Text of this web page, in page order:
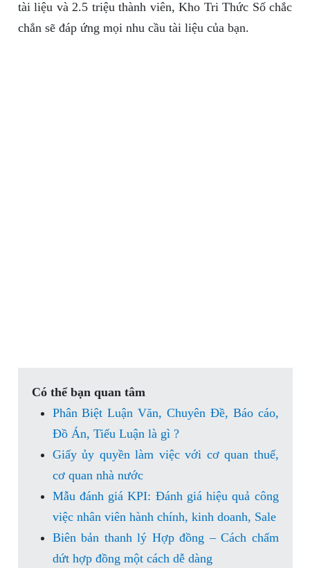
tài liệu và 2.5 triệu thành viên, Kho Tri Thức Số chắc
chắn sẽ đáp ứng mọi nhu cầu tài liệu của bạn.
Có thể bạn quan tâm
Phân Biệt Luận Văn, Chuyên Đề, Báo cáo,
Đồ Án, Tiểu Luận là gì ?
Giấy ủy quyền làm việc với cơ quan thuế,
cơ quan nhà nước
Mẫu đánh giá KPI: Đánh giá hiệu quả công
việc nhân viên hành chính, kinh doanh, Sale
Biên bản thanh lý Hợp đồng – Cách chấm
dứt hợp đồng một cách dễ dàng